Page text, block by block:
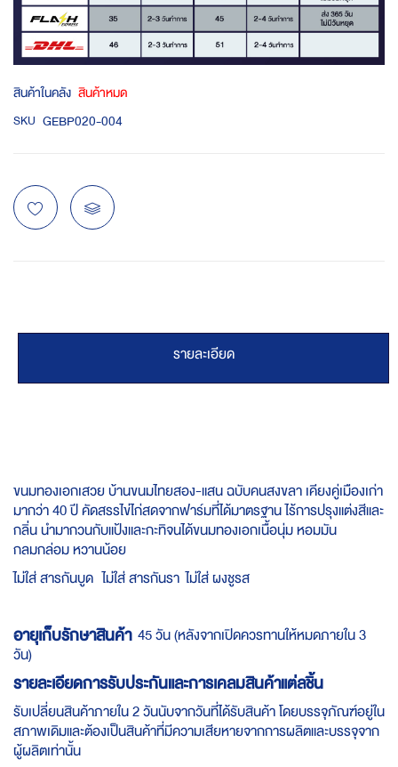
สินค้าในคลัง สินค้าหมด
SKU GEBP020-004
รายละเอียด
ขนมทองเอกเสวย บ้านขนมไทยสอง-แสน ฉบับคนสงขลา เคียงคู่เมืองเก่า
มากว่า 40 ปี คัดสรรไข่ไก่สดจากฟาร์มที่ได้มาตรฐาน ไร้การปรุงแต่งสีและ
กลิ่น นำมากวนกับแป้งและกะทิจนได้ขนมทองเอกเนื้อนุ่ม หอมมัน
กลมกล่อม หวานน้อย
ไม่ใส่ สารกันบูด ไม่ใส่ สารกันรา ไม่ใส่ ผงชูรส
อายุเก็บรักษาสินค้า45 วัน (หลังจากเปิดควรทานให้หมดภายใน 3
วัน)
รายละเอียดการรับประกันและการเคลมสินค้าแต่ลชิ้น
รับเปลี่ยนสินค้าภายใน 2 วันนับจากวันที่ได้รับสินค้า โดยบรรจุภัณฑ์อยู่ใน
สภาพเดิมและต้องเป็นสินค้าที่มีความเสียหายจากการผลิตและบรรจุจาก
ผู้ผลิตเท่านั้น